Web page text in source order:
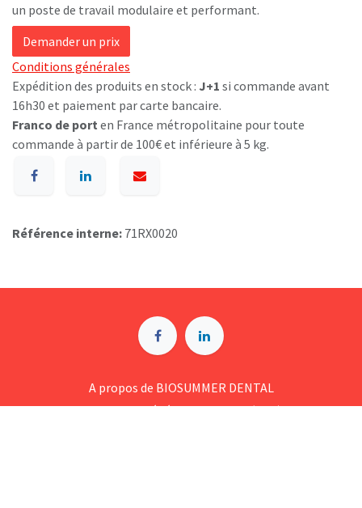
un poste de travail modulaire et performant.
Demander un prix
Conditions générales
Expédition des produits en stock : J+1 si commande avant
16h30 et paiement par carte bancaire.
Franco de port en France métropolitaine pour toute
commande à partir de 100€ et inférieure à 5 kg.
Référence interne: 71RX0020
A p​ropos de BIOSUMMER DENTAL
Conditions générales d​e vente (CGV)